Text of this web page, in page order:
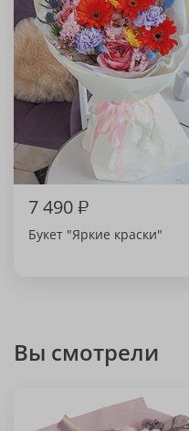
7 490₽
Букет "Яркие краски"
Вы смотрели